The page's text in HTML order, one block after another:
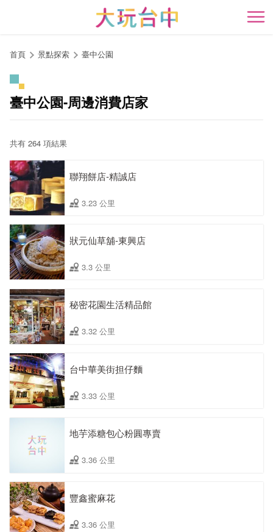
開
首頁 景點探索 臺中公園
臺中公園-周邊消費店家
共有 264 項結果
聯翔餅店-精誠店
3.23 公里
狀元仙草舖-東興店
3.3 公里
秘密花園生活精品館
3.32 公里
台中華美街担仔麵
3.33 公里
地芋添糖包心粉圓專賣
3.36 公里
豐鑫蜜麻花
3.36 公里